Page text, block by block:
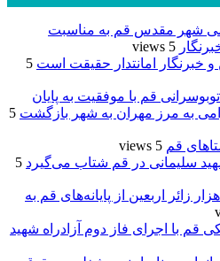
شهر مقدس قم به مناسبت
5 views
و خبرنگار امانتدار حقیقت است 5
قم با موفقیت به پایان
به مرز مهران به شهر بازگشت 5
قم 5 views
سلیمانی در قم شتاب می‌گیرد 5
اعزام بیش از ۴۰ هزار زائر اربعین از پایانه‌های قم به
قم با اجرای فاز دوم آزادراه شهید